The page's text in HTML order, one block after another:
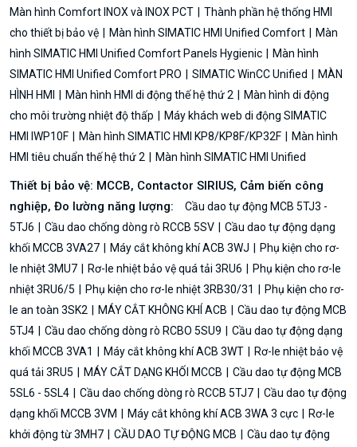
Màn hình Comfort INOX và INOX PCT
Thành phần hệ thống HMI
cho thiết bị bảo vệ
Màn hình SIMATIC HMI Unified Comfort
Màn
hình SIMATIC HMI Unified Comfort Panels Hygienic
Màn hình
SIMATIC HMI Unified Comfort PRO
SIMATIC WinCC Unified
MÀN
HÌNH HMI
Màn hình HMI di động thế hệ thứ 2
Màn hình di động
cho môi trường nhiệt độ thấp
Máy khách web di động SIMATIC
HMI IWP10F
Màn hình SIMATIC HMI KP8/KP8F/KP32F
Màn hình
HMI tiêu chuẩn thế hệ thứ 2
Màn hình SIMATIC HMI Unified
Thiết bị bảo vệ: MCCB, Contactor SIRIUS, Cảm biến công
nghiệp, Đo lường năng lượng:
Cầu dao tự động MCB 5TJ3 -
5TJ6
Cầu dao chống dòng rò RCCB 5SV
Cầu dao tự động dạng
khối MCCB 3VA27
Máy cắt không khí ACB 3WJ
Phụ kiện cho rơ-
le nhiệt 3MU7
Rơ-le nhiệt bảo vệ quá tải 3RU6
Phụ kiện cho rơ-le
nhiệt 3RU6/5
Phụ kiện cho rơ-le nhiệt 3RB30/31
Phụ kiện cho rơ-
le an toàn 3SK2
MÁY CẮT KHÔNG KHÍ ACB
Cầu dao tự động MCB
5TJ4
Cầu dao chống dòng rò RCBO 5SU9
Cầu dao tự động dạng
khối MCCB 3VA1
Máy cắt không khí ACB 3WT
Rơ-le nhiệt bảo vệ
quá tải 3RU5
MÁY CẮT DẠNG KHỐI MCCB
Cầu dao tự động MCB
5SL6 - 5SL4
Cầu dao chống dòng rò RCCB 5TJ7
Cầu dao tự động
dạng khối MCCB 3VM
Máy cắt không khí ACB 3WA 3 cực
Rơ-le
khởi động từ 3MH7
CẦU DAO TỰ ĐỘNG MCB
Cầu dao tự động